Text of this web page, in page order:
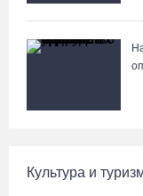
Четырех пьяных
05.08.26 / 17:45
В заречной части
Культура и